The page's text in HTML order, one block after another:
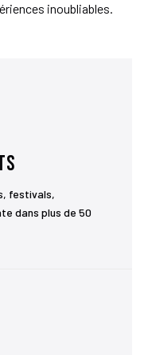
inoubliables.
festivals,
dans plus de 50